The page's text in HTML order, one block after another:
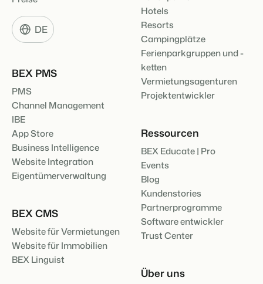
DE
BEX PMS
PMS
Channel Management
IBE
App Store
Business Intelligence
Website Integration
Eigentümerverwaltung
BEX CMS
Website für Vermietungen
Website für Immobilien
BEX Linguist
Hotels
Resorts
Campingplätze
Ferienparkgruppen und -
ketten
Vermietungsagenturen
Projektentwickler
Ressourcen
BEX Educate | Pro
Events
Blog
Kundenstories
Partnerprogramme
Software entwickler
Trust Center
Über uns